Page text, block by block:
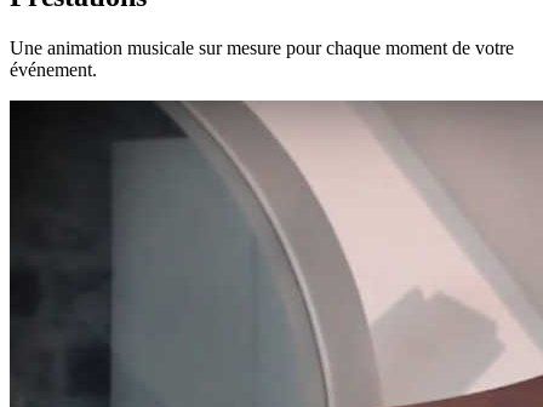
Une animation musicale sur mesure pour chaque moment de votre
événement.